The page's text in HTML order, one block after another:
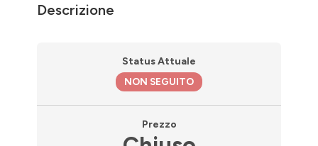
Descrizione
Status Attuale
NON SEGUITO
Prezzo